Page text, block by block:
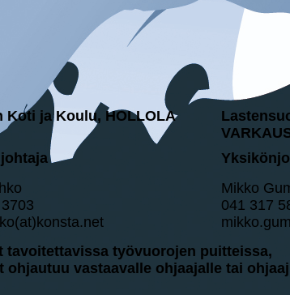
Koti ja Koulu, HOLLOLA
Mikko
041 317
tavoitettavissa työvuorojen puitteissa,
ohjautuu vastaavalle ohjaajalle tai